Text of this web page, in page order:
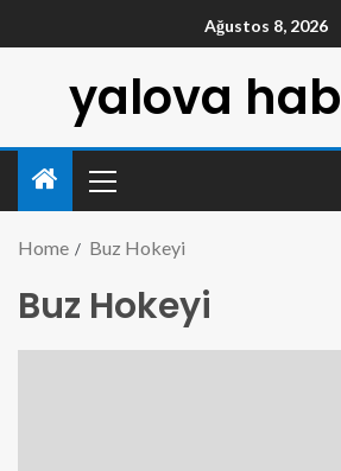
Ağustos 8, 2026
yalova
Home Buz Hokeyi
Buz Hokeyi